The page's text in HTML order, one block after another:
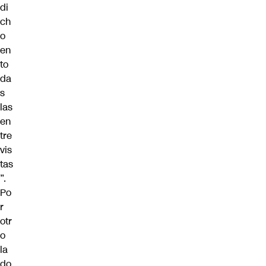
di
ch
o
en
to
da
s
las
en
tre
vis
tas
”.
Po
r
otr
o
la